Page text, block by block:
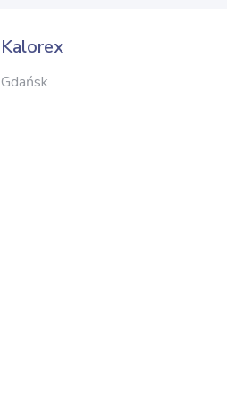
Kalorex
Gdańsk